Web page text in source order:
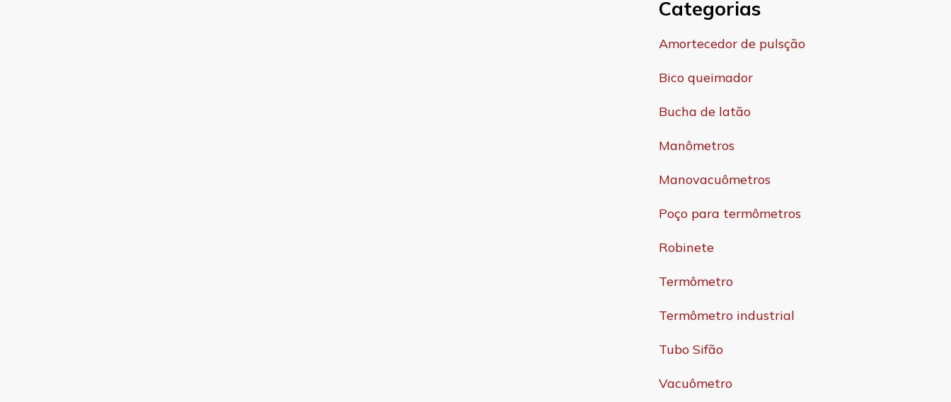
Categorias
Amortecedor de pulsção
Bico queimador
Bucha de latão
Manômetros
Manovacuômetros
Poço para termômetros
Robinete
Termômetro
Termômetro industrial
Tubo Sifão
Vacuômetro